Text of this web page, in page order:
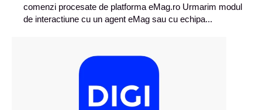
comenzi procesate de platforma eMag.ro Urmarim modul
de interactiune cu un agent eMag sau cu echipa...